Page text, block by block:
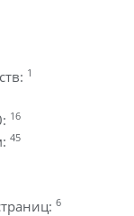
1
16
45
6